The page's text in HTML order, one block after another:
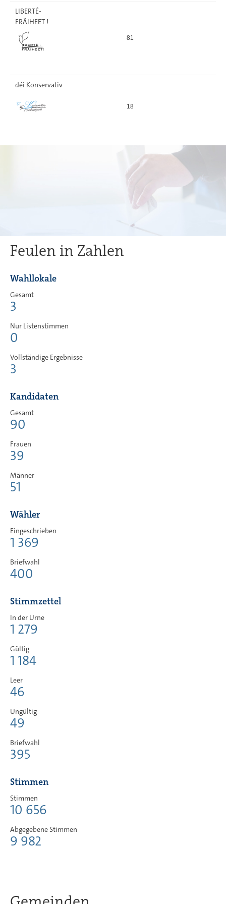
LIBERTÉ-
FRÄIHEET !
81
déi Konservativ
18
Feulen in Zahlen
Wahllokale
Gesamt
3
Nur Listenstimmen
0
Vollständige Ergebnisse
3
Kandidaten
Gesamt
90
Frauen
39
Männer
51
Wähler
Eingeschrieben
1 369
Briefwahl
400
Stimmzettel
In der Urne
1 279
Gültig
1 184
Leer
46
Ungültig
49
Briefwahl
395
Stimmen
Stimmen
10 656
Abgegebene Stimmen
9 982